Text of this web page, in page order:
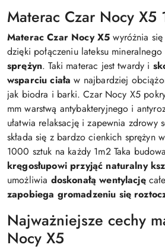
Materac Czar Nocy X5
Materac Czar Nocy X5 wyróżnia
dzięki połączeniu lateksu mineralnego
sprężyn. Taki materac jest twardy i
wsparciu ciała w najbardziej
jak biodra i barki. Czar Nocy X5
mm warstwą antybakteryjnego i
ułatwia relaksację i zapewnia zdrowy
składa się z bardzo cienkich sprężyn
1000 sztuk na każdy 1m2 Taka budowa
kręgosłupowi przyjąć naturalny
umożliwia doskonałą wentylację
zapobiega gromadzeniu się
Najważniejsze cechy
Nocy X5